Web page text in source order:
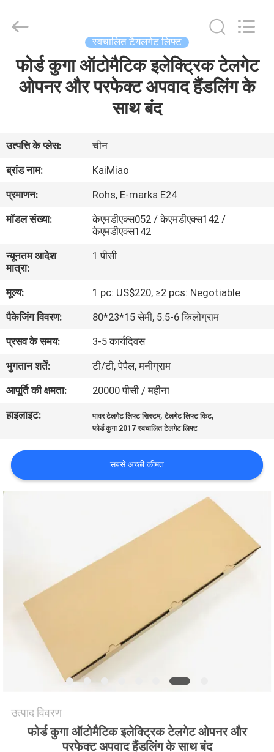
घर
हमारे
बारे
में
कारखाना
भ्रमण
गुणवत्ता
नियंत्रण
संपर्क
करें
समाचार
एक
उद्धरण
PRIVACY
POLICY
Technology
Reserved.
स्वचालित टैयलगेट लिफ्ट
फोर्ड कुगा ऑटोमैटिक इलेक्ट्रिक टेलगेट
ओपनर और परफेक्ट अपवाद हैंडलिंग के
साथ बंद
उत्पत्ति के प्लेस:
चीन
ब्रांड नाम:
KaiMiao
प्रमाणन:
Rohs, E-marks E24
मॉडल संख्या:
केएमडीएक्स052 / केएमडीएक्स142 /
केएमडीएक्स142
न्यूनतम आदेश
मात्रा:
1 पीसी
मूल्य:
1 pc: US$220, ≥2 pcs: Negotiable
पैकेजिंग विवरण:
80*23*15 सेमी, 5.5-6 किलोग्राम
प्रसव के समय:
3-5 कार्यदिवस
भुगतान शर्तें:
टी/टी, पेपैल, मनीग्राम
आपूर्ति की क्षमता:
20000 पीसी / महीना
हाइलाइट:
पावर टेलगेट लिफ्ट सिस्टम,टेलगेट लिफ्ट किट,
फोर्ड कुगा 2017 स्वचालित टेलगेट लिफ्ट
सबसे अच्छी कीमत
उत्पाद विवरण
फोर्ड कुगा ऑटोमैटिक इलेक्ट्रिक टेलगेट ओपनर और
परफेक्ट अपवाद हैंडलिंग के साथ बंद